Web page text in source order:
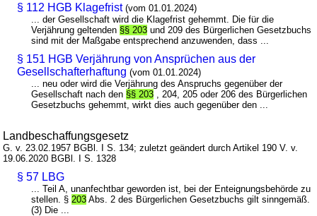
§ 112 HGB Klagefrist (vom 01.01.2024)
... der Gesellschaft wird die Klagefrist gehemmt. Die für die
Verjährung geltenden §§ 203 und 209 des Bürgerlichen Gesetzbuchs
sind mit der Maßgabe entsprechend anzuwenden, dass ...
§ 151 HGB Verjährung von Ansprüchen aus der
Gesellschafterhaftung (vom 01.01.2024)
... neu oder wird die Verjährung des Anspruchs gegenüber der
Gesellschaft nach den §§ 203 , 204, 205 oder 206 des Bürgerlichen
Gesetzbuchs gehemmt, wirkt dies auch gegenüber den ...
Landbeschaffungsgesetz
G. v. 23.02.1957 BGBl. I S. 134; zuletzt geändert durch Artikel 190 V. v.
19.06.2020 BGBl. I S. 1328
§ 57 LBG
... Teil A, unanfechtbar geworden ist, bei der Enteignungsbehörde zu
stellen. § 203 Abs. 2 des Bürgerlichen Gesetzbuchs gilt sinngemäß.
(3) Die ...